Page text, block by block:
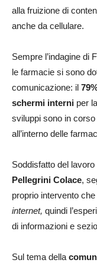
alla fruizione di
anche da cellulare.
Sempre l’indagine di
le farmacie si sono
comunicazione: il
schermi interni per
sviluppi sono in
all’interno delle
Soddisfatto del
Pellegrini Colace,
proprio intervento che
internet, quindi
di informazioni e
Sul tema della